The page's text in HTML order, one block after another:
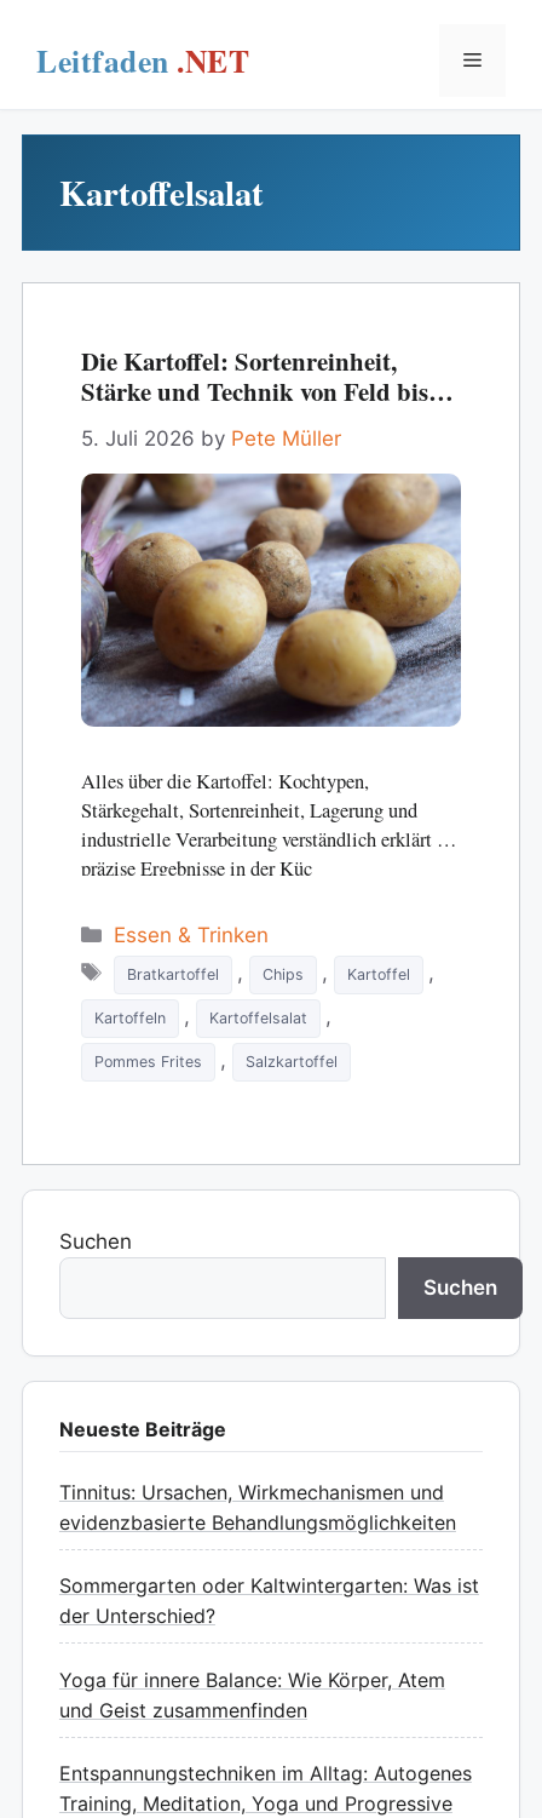
content
Menu
Kartoffelsalat
Die Kartoffel: Sortenreinheit,
Stärke und Technik von Feld bis
Fritteuse
5. Juli 2026 by Pete Müller
Alles über die Kartoffel: Kochtypen,
Stärkegehalt, Sortenreinheit, Lagerung und
industrielle Verarbeitung verständlich erklärt für
präzise Ergebnisse in der Küc
Categories
Essen & Trinken
Tags
Bratkartoffel , Chips , Kartoffel ,
Kartoffeln , Kartoffelsalat ,
Pommes Frites , Salzkartoffel
Suchen
Suchen
Neueste Beiträge
Tinnitus: Ursachen, Wirkmechanismen und
evidenzbasierte Behandlungsmöglichkeiten
Sommergarten oder Kaltwintergarten: Was ist
der Unterschied?
Yoga für innere Balance: Wie Körper, Atem
und Geist zusammenfinden
Entspannungstechniken im Alltag: Autogenes
Training, Meditation, Yoga und Progressive